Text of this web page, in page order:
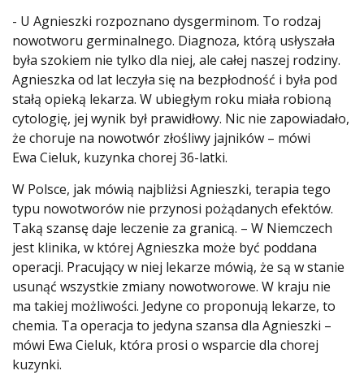
- U Agnieszki rozpoznano dysgerminom. To rodzaj
nowotworu germinalnego. Diagnoza, którą usłyszała
była szokiem nie tylko dla niej, ale całej naszej rodziny.
Agnieszka od lat leczyła się na bezpłodność i była pod
stałą opieką lekarza. W ubiegłym roku miała robioną
cytologię, jej wynik był prawidłowy. Nic nie zapowiadało,
że choruje na nowotwór złośliwy jajników – mówi
Ewa Cieluk, kuzynka chorej 36-latki.
W Polsce, jak mówią najbliżsi Agnieszki, terapia tego
typu nowotworów nie przynosi pożądanych efektów.
Taką szansę daje leczenie za granicą. – W Niemczech
jest klinika, w której Agnieszka może być poddana
operacji. Pracujący w niej lekarze mówią, że są w stanie
usunąć wszystkie zmiany nowotworowe. W kraju nie
ma takiej możliwości. Jedyne co proponują lekarze, to
chemia. Ta operacja to jedyna szansa dla Agnieszki –
mówi Ewa Cieluk, która prosi o wsparcie dla chorej
kuzynki.